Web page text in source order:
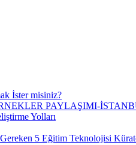
İster misiniz?
PAYLAŞIMI-
Yolları
5 Eğitim Teknolojisi